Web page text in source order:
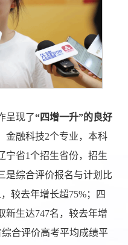
呈现了“四增一升”的良好
金融科技2个专业，本科
宁省1个招生省份，招生
是综合评价报名与计划比
较去年增长超75%；四
新生达747名，较去年增
合评价高考平均成绩平